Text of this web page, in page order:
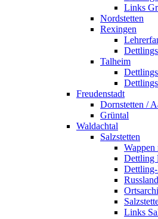
Links
Nordstetten
Rexingen
Talheim
Freudenstadt
Dornstetten /
Grüntal
Waldachtal
Salzstetten
Wappen
Dettling
Links